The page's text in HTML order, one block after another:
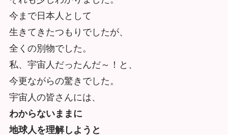
今まで日本人として
生きてきたつもりでしたが、
全くの別物でした。
私、宇宙人だったんだ～！と、
今更ながらの驚きでした。
宇宙人の皆さんには、
わからないままに
地球人を理解しようと